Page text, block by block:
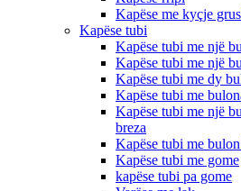
Kapëse me kyçje
Kapëse tubi
Kapëse tubi me një
Kapëse tubi me një
Kapëse tubi me dy
Kapëse tubi me
Kapëse tubi me një
breza
Kapëse tubi me
Kapëse tubi me gome
kapëse tubi pa gome